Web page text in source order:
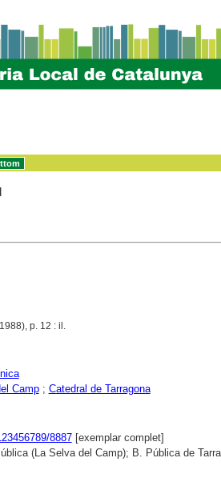
p. 12 : il.
Camp; Catedral de Tarragona
8887[exemplar complet]
(La Selva del Camp); B. Pública de